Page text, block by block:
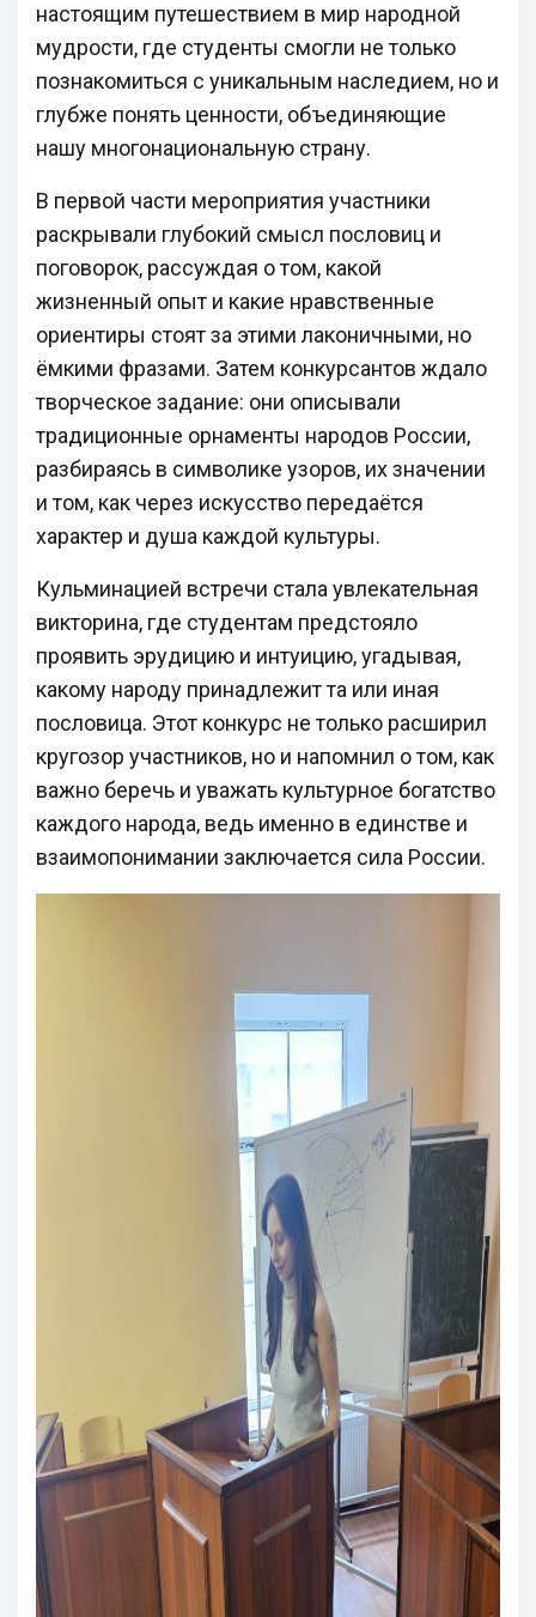
настоящим путешествием в мир народной
мудрости, где студенты смогли не только
познакомиться с уникальным наследием, но и
глубже понять ценности, объединяющие
нашу многонациональную страну.
В первой части мероприятия участники
раскрывали глубокий смысл пословиц и
поговорок, рассуждая о том, какой
жизненный опыт и какие нравственные
ориентиры стоят за этими лаконичными, но
ёмкими фразами. Затем конкурсантов ждало
творческое задание: они описывали
традиционные орнаменты народов России,
разбираясь в символике узоров, их значении
и том, как через искусство передаётся
характер и душа каждой культуры.
Кульминацией встречи стала увлекательная
викторина, где студентам предстояло
проявить эрудицию и интуицию, угадывая,
какому народу принадлежит та или иная
пословица. Этот конкурс не только расширил
кругозор участников, но и напомнил о том, как
важно беречь и уважать культурное богатство
каждого народа, ведь именно в единстве и
взаимопонимании заключается сила России.